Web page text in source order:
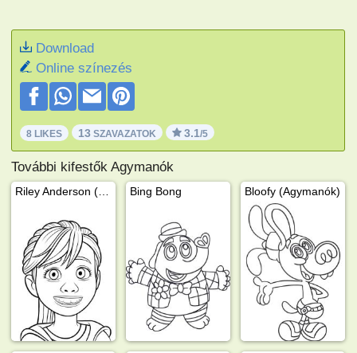
Download
Online színezés
8 LIKES 13 SZAVAZATOK 3.1/5
További kifestők Agymanók
Bing Bong Bloofy (Agymanók)